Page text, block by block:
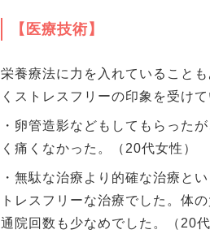
【医療技術】
栄養療法に力を入れていること
くストレスフリーの印象を受け
・卵管造影などもしてもらった
く痛くなかった。（20代女性）
・無駄な治療より的確な治療と
トレスフリーな治療でした。体
通院回数も少なめでした。（20代